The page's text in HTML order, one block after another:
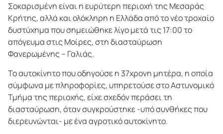
Σοκαρισμένη είναι η ευρύτερη περιοχή της Μεσαράς
Κρήτης, αλλά και ολόκληρη η Ελλάδα από το νέο τροχαίο
δυστύχημα που σημειώθηκε λίγο μετά τις 17:00 το
απόγευμα στις Μοίρες, στη διασταύρωση
Φανερωμένης – Γαλιάς.
Το αυτοκίνητο που οδηγούσε η 37χρονη μητέρα, η οποία
σύμφωνα με πληροφορίες, υπηρετούσε στο Αστυνομικό
Τμήμα της περιοχής, είχε σχεδόν περάσει τη
διασταύρωση, όταν συγκρούστηκε -υπό συνθήκες που
διερευνώνται- με ένα αγροτικό αυτοκίνητο.